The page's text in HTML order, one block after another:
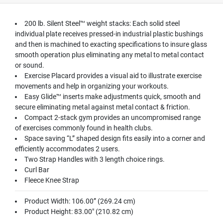
200 lb. Silent Steel™ weight stacks: Each solid steel
individual plate receives pressed-in industrial plastic bushings
and then is machined to exacting specifications to insure glass
smooth operation plus eliminating any metal to metal contact
or sound.
Exercise Placard provides a visual aid to illustrate exercise
movements and help in organizing your workouts.
Easy Glide™ inserts make adjustments quick, smooth and
secure eliminating metal against metal contact & friction.
Compact 2-stack gym provides an uncompromised range
of exercises commonly found in health clubs.
Space saving “L” shaped design fits easily into a corner and
efficiently accommodates 2 users.
Two Strap Handles with 3 length choice rings.
Curl Bar
Fleece Knee Strap
Product Width: 106.00” (269.24 cm)
Product Height: 83.00" (210.82 cm)